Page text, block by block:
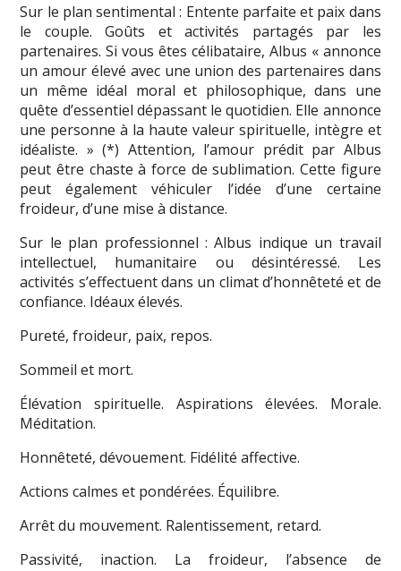
Sur le plan sentimental : Entente parfaite et paix dans
le couple. Goûts et activités partagés par les
partenaires. Si vous êtes célibataire, Albus « annonce
un amour élevé avec une union des partenaires dans
un même idéal moral et philosophique, dans une
quête d’essentiel dépassant le quotidien. Elle annonce
une personne à la haute valeur spirituelle, intègre et
idéaliste. » (*) Attention, l’amour prédit par Albus
peut être chaste à force de sublimation. Cette figure
peut également véhiculer l’idée d’une certaine
froideur, d’une mise à distance.
Sur le plan professionnel : Albus indique un travail
intellectuel, humanitaire ou désintéressé. Les
activités s’effectuent dans un climat d’honnêteté et de
confiance. Idéaux élevés.
Pureté, froideur, paix, repos.
Sommeil et mort.
Élévation spirituelle. Aspirations élevées. Morale.
Méditation.
Honnêteté, dévouement. Fidélité affective.
Actions calmes et pondérées. Équilibre.
Arrêt du mouvement. Ralentissement, retard.
Passivité, inaction. La froideur, l’absence de